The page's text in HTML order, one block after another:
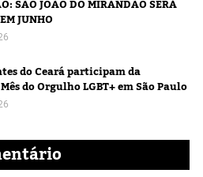
SÃO JOÃO DO MIRANDÃO SERÁ
JUNHO
do Ceará participam da
do Orgulho LGBT+ em São Paulo